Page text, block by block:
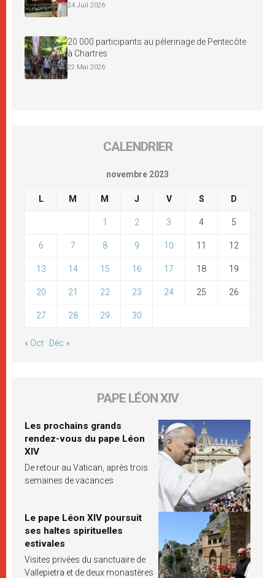
24 Juil 2026
20 000 participants au pèlerinage de Pentecôte
à Chartres
22 Mai 2026
CALENDRIER
novembre 2023
L M M J V S D
1 2 3 4 5
6 7 8 9 10 11 12
13 14 15 16 17 18 19
20 21 22 23 24 25 26
27 28 29 30
« Oct Déc »
PAPE LÉON XIV
Les prochains grands
rendez-vous du pape Léon
XIV
De retour au Vatican, après trois
semaines de vacances
Le pape Léon XIV poursuit
ses haltes spirituelles
estivales
Visites privées du sanctuaire de
Vallepietra et de deux monastères